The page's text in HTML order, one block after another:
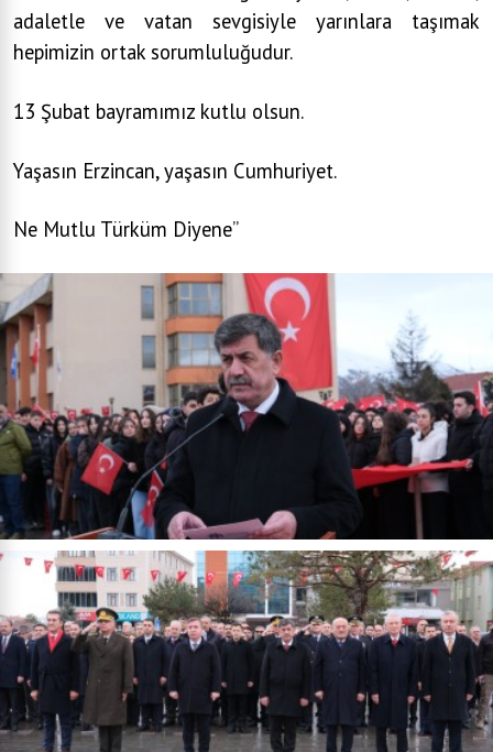
adaletle ve vatan sevgisiyle yarınlara taşımak
hepimizin ortak sorumluluğudur.
13 Şubat bayramımız kutlu olsun.
Yaşasın Erzincan, yaşasın Cumhuriyet.
Ne Mutlu Türküm Diyene”